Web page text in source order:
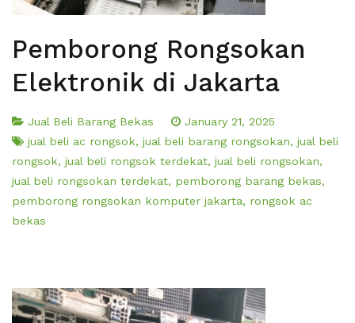
Pemborong Rongsokan
Elektronik di Jakarta
Jual Beli Barang Bekas
January 21, 2025
jual beli ac rongsok, jual beli barang rongsokan, jual beli
rongsok, jual beli rongsok terdekat, jual beli rongsokan,
jual beli rongsokan terdekat, pemborong barang bekas,
pemborong rongsokan komputer jakarta, rongsok ac
bekas